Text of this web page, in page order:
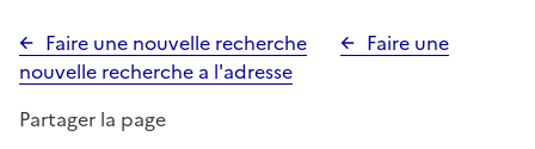
Faire une nouvelle recherche
Faire une
nouvelle recherche a l'adresse
Partager la page